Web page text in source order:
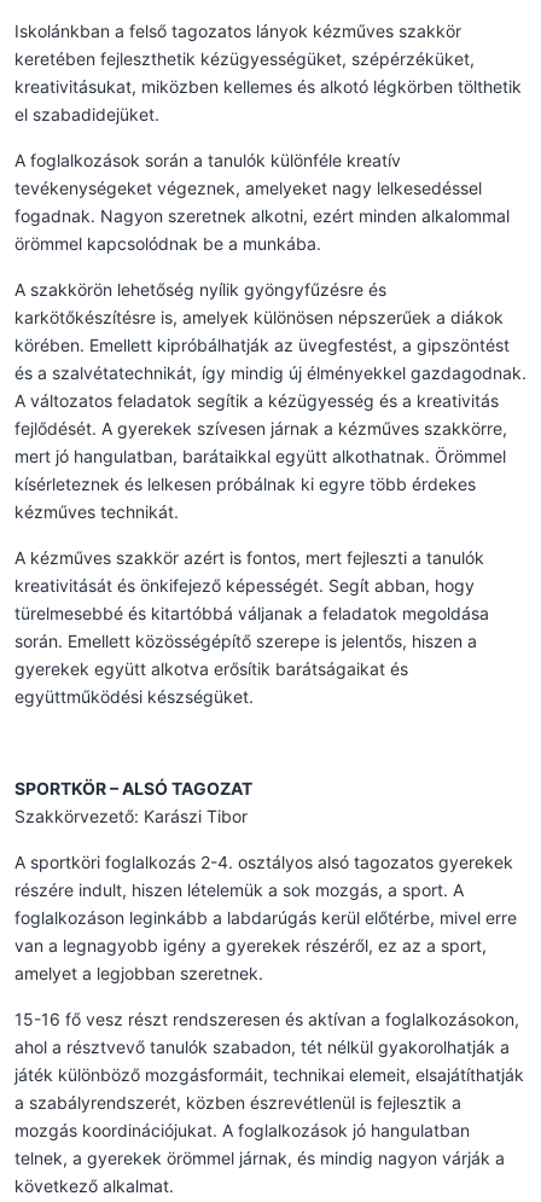
Iskolánkban a felső tagozatos lányok kézműves szakkör
keretében fejleszthetik kézügyességüket, szépérzéküket,
kreativitásukat, miközben kellemes és alkotó légkörben tölthetik
el szabadidejüket.
A foglalkozások során a tanulók különféle kreatív
tevékenységeket végeznek, amelyeket nagy lelkesedéssel
fogadnak. Nagyon szeretnek alkotni, ezért minden alkalommal
örömmel kapcsolódnak be a munkába.
A szakkörön lehetőség nyílik gyöngyfűzésre és
karkötőkészítésre is, amelyek különösen népszerűek a diákok
körében. Emellett kipróbálhatják az üvegfestést, a gipszöntést
és a szalvétatechnikát, így mindig új élményekkel gazdagodnak.
A változatos feladatok segítik a kézügyesség és a kreativitás
fejlődését. A gyerekek szívesen járnak a kézműves szakkörre,
mert jó hangulatban, barátaikkal együtt alkothatnak. Örömmel
kísérleteznek és lelkesen próbálnak ki egyre több érdekes
kézműves technikát.
A kézműves szakkör azért is fontos, mert fejleszti a tanulók
kreativitását és önkifejező képességét. Segít abban, hogy
türelmesebbé és kitartóbbá váljanak a feladatok megoldása
során. Emellett közösségépítő szerepe is jelentős, hiszen a
gyerekek együtt alkotva erősítik barátságaikat és
együttműködési készségüket.
SPORTKÖR – ALSÓ TAGOZAT
Szakkörvezető: Karászi Tibor
A sportköri foglalkozás 2-4. osztályos alsó tagozatos gyerekek
részére indult, hiszen lételemük a sok mozgás, a sport. A
foglalkozáson leginkább a labdarúgás kerül előtérbe, mivel erre
van a legnagyobb igény a gyerekek részéről, ez az a sport,
amelyet a legjobban szeretnek.
15-16 fő vesz részt rendszeresen és aktívan a foglalkozásokon,
ahol a résztvevő tanulók szabadon, tét nélkül gyakorolhatják a
játék különböző mozgásformáit, technikai elemeit, elsajátíthatják
a szabályrendszerét, közben észrevétlenül is fejlesztik a
mozgás koordinációjukat. A foglalkozások jó hangulatban
telnek, a gyerekek örömmel járnak, és mindig nagyon várják a
következő alkalmat.